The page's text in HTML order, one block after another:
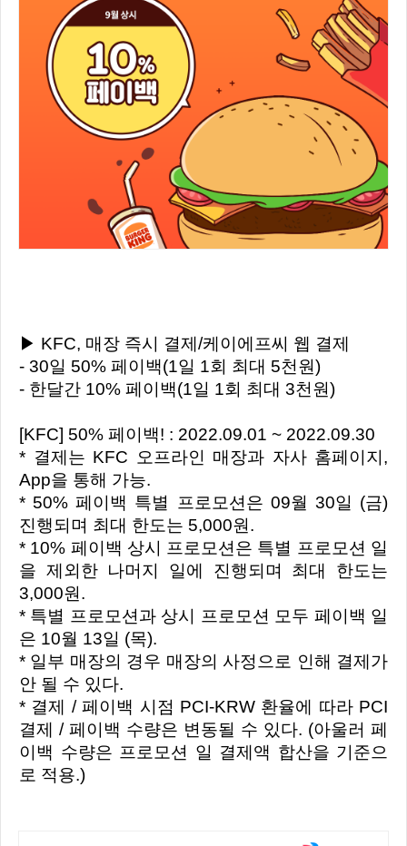
▶ KFC, 매장 즉시 결제/케이에프씨 웹 결제
- 30일 50% 페이백(1일 1회 최대 5천원)
- 한달간 10% 페이백(1일 1회 최대 3천원)
[KFC] 50% 페이백! : 2022.09.01 ~ 2022.09.30
* 결제는 KFC 오프라인 매장과 자사 홈페이지,
App을 통해 가능.
* 50% 페이백 특별 프로모션은 09월 30일 (금)
진행되며 최대 한도는 5,000원.
* 10% 페이백 상시 프로모션은 특별 프로모션 일
을 제외한 나머지 일에 진행되며 최대 한도는
3,000원.
* 특별 프로모션과 상시 프로모션 모두 페이백 일
은 10월 13일 (목).
* 일부 매장의 경우 매장의 사정으로 인해 결제가
안 될 수 있다.
* 결제 / 페이백 시점 PCI-KRW 환율에 따라 PCI
결제 / 페이백 수량은 변동될 수 있다. (아울러 페
이백 수량은 프로모션 일 결제액 합산을 기준으
로 적용.)